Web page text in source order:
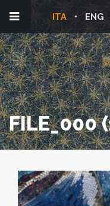
ENG
ITA
FILE_000